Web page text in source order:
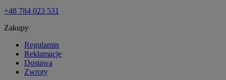
+48 784 023 531
Zakupy
Regulamin
Reklamacje
Dostawa
Zwroty